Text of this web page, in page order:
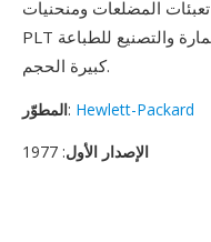
تعبئات المضلعات ومنحنيات Bezier ودعم الصور النقطية. تبقى
PLT مستخدمة بنشاط في الهندسة والعمارة والتصنيع للطباعة
كبيرة الحجم.
المطوّر: Hewlett-Packard
الإصدار الأول: 1977